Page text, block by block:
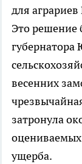
для
Это решение
губернатора
весенних
затронула
ущерба.